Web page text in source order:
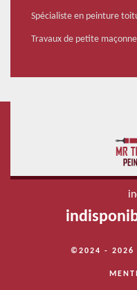
Spécialiste en peinture
Travaux de petite
©2024 - 2026